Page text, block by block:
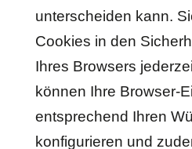
unterscheiden kann.
Cookies in den
Ihres Browsers
können Ihre Browser-
entsprechend Ihren
konfigurieren und